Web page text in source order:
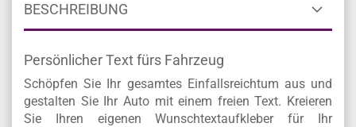
BESCHREIBUNG
Persönlicher Text fürs Fahrzeug
Schöpfen Sie Ihr gesamtes Einfallsreichtum aus und
gestalten Sie Ihr Auto mit einem freien Text. Kreieren
Sie Ihren eigenen Wunschtextaufkleber für Ihr